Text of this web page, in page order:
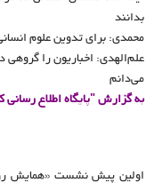
بدانند
محمدی: برای تدوین علوم
علم‌الهدی: اخباریون را
می‌دانم
به گزارش "پایگاه اطلاع رسانی
اولین پیش نشست «همایش